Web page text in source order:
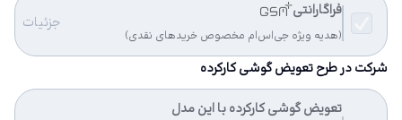
فراگارانتی
(هدیه ویژه جی‌اس‌ام مخصوص خریدهای نقدی)
جزئیات
شرکت در طرح تعویض گوشی کارکرده
تعویض گوشی کارکرده با این مدل